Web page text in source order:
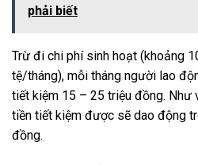
phải biết
Trừ đi chi phí sinh hoạt (khoảng
tệ/tháng), mỗi tháng người lao
tiết kiệm 15 – 25 triệu đồng. Như
tiền tiết kiệm được sẽ dao động
đồng.